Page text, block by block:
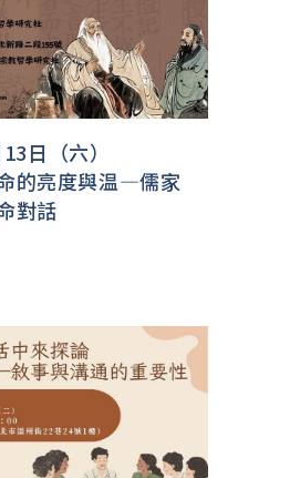
日（六）
的亮度與温—儒家
對話